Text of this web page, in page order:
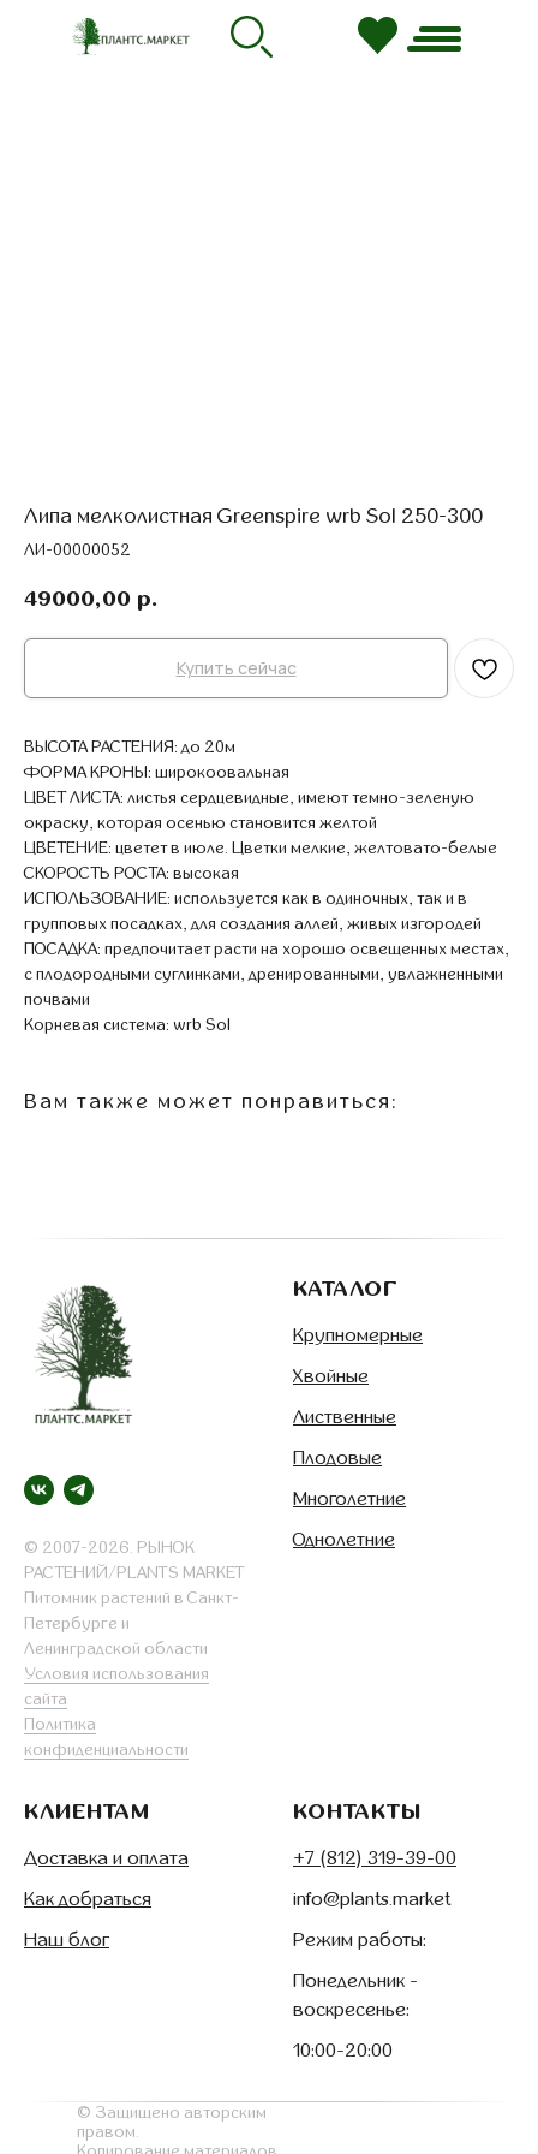
Липа мелколистная Greenspire wrb Sol 250-300
ЛИ-00000052
49000,00 р.
Купить сейчас
ВЫСОТА РАСТЕНИЯ: до 20м
ФОРМА КРОНЫ: широкоовальная
ЦВЕТ ЛИСТА: листья сердцевидные, имеют темно-зеленую
окраску, которая осенью становится желтой
ЦВЕТЕНИЕ: цветет в июле. Цветки мелкие, желтовато-белые
СКОРОСТЬ РОСТА: высокая
ИСПОЛЬЗОВАНИЕ: используется как в одиночных, так и в
групповых посадках, для создания аллей, живых изгородей
ПОСАДКА: предпочитает расти на хорошо освещенных местах,
с плодородными суглинками, дренированными, увлажненными
почвами
Корневая система: wrb Sol
Вам также может понравиться:
© 2007-2026. РЫНОК
РАСТЕНИЙ/PLANTS MARKET
Питомник растений в Санкт-
Петербурге и
Ленинградской области
Условия использования
сайта
Политика
конфиденциальности
КАТАЛОГ
Крупномерные
Хвойные
Лиственные
Плодовые
Многолетние
Однолетние
КЛИЕНТАМ
Доставка и оплата
Как добраться
Наш блог
КОНТАКТЫ
+7 (812) 319-39-00
info@plants.market
Режим работы:
Понедельник -
воскресенье:
10:00-20:00
© Защищено авторским
правом.